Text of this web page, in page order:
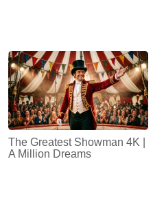
The Greatest Showman 4K |
A Million Dreams